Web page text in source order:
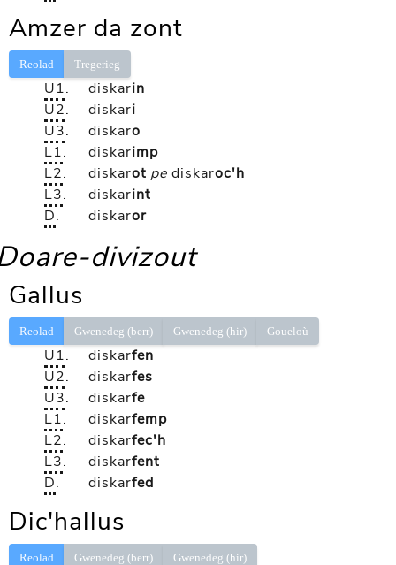
Amzer da zont
Reolad Tregerieg
U1. diskarin
U2. diskari
U3. diskaro
L1. diskarimp
L2. diskarot pe diskaroc'h
L3. diskarint
D. diskaror
divizout
Gallus
Reolad Gwenedeg (berr) Gwenedeg (hir) Goueloù
U1. diskarfen
U2. diskarfes
U3. diskarfe
L1. diskarfemp
L2. diskarfec'h
L3. diskarfent
D. diskarfed
Dic'hallus
Reolad Gwenedeg (berr) Gwenedeg (hir)